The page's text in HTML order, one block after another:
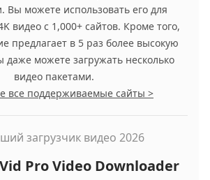
Вы можете использовать его для
видео с 1,000+ сайтов. Кроме того,
предлагает в 5 раз более высокую
даже можете загружать несколько
видео пакетами.
все поддерживаемые сайты >
загрузчик видео 2026
Pro Video Downloader